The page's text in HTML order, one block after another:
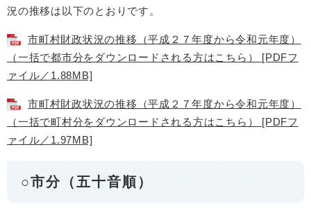
況の推移は以下のとおりです。
市町村財政状況の推移（平成２７年度から令和元年度）
（一括で都市分をダウンロードされる方はこちら） [PDFフ
ァイル／1.88MB]
市町村財政状況の推移（平成２７年度から令和元年度）
（一括で町村分をダウンロードされる方はこちら） [PDFフ
ァイル／1.97MB]
○市分（五十音順）